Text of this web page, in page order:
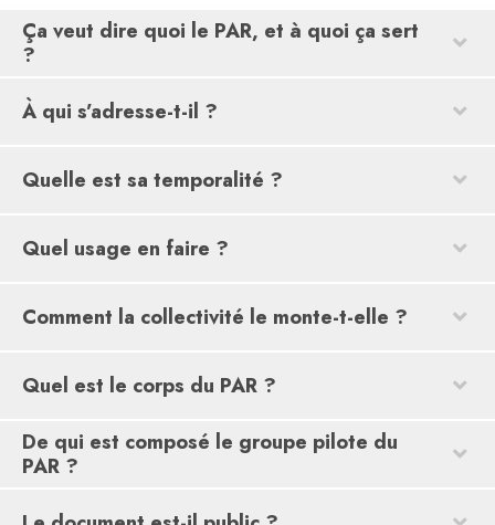
Ça veut dire quoi le PAR, et à quoi ça sert
?
À qui s’adresse-t-il ?
Quelle est sa temporalité ?
Quel usage en faire ?
Comment la collectivité le monte-t-elle ?
Quel est le corps du PAR ?
De qui est composé le groupe pilote du
PAR ?